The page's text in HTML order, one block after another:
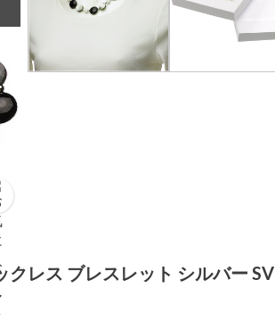
レス ブレスレット シルバー SV